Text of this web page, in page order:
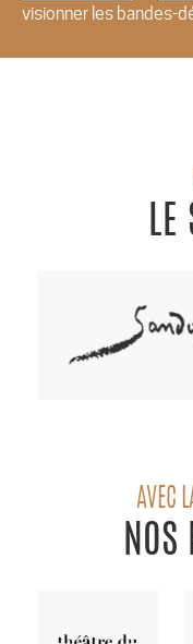
visionner les bandes-
LE
AVEC
NOS